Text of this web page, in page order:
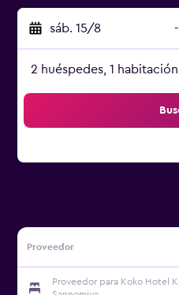
sáb. 15/8 -
2 huéspedes, 1 habitación
Proveedor
Proveedor para Koko Hotel